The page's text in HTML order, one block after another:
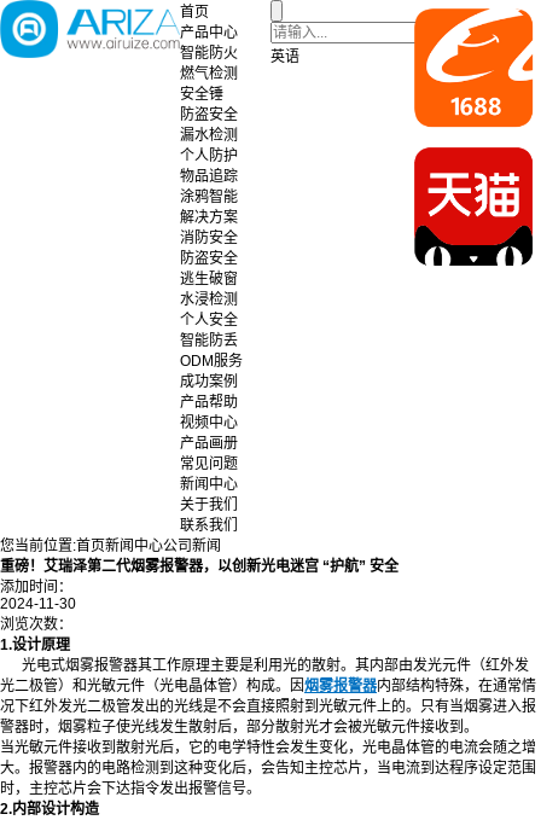
首页
产品中心
智能防火
燃气检测
安全锤
防盗安全
漏水检测
个人防护
物品追踪
涂鸦智能
解决方案
消防安全
防盗安全
逃生破窗
水浸检测
个人安全
智能防丢
ODM服务
成功案例
产品帮助
视频中心
产品画册
常见问题
新闻中心
关于我们
联系我们
英语
您当前位置:首页新闻中心公司新闻
重磅！艾瑞泽第二代烟雾报警器，以创新光电迷宫 “护航” 安全
添加时间：
2024-11-30
浏览次数：
1.设计原理
光电式烟雾报警器其工作原理主要是利用光的散射。其内部由发光元件（红外发
光二极管）和光敏元件（光电晶体管）构成。因烟雾报警器内部结构特殊，在通常情
况下红外发光二极管发出的光线是不会直接照射到光敏元件上的。只有当烟雾进入报
警器时，烟雾粒子使光线发生散射后，部分散射光才会被光敏元件接收到。
当光敏元件接收到散射光后，它的电学特性会发生变化，光电晶体管的电流会随之增
大。报警器内的电路检测到这种变化后，会告知主控芯片，当电流到达程序设定范围
时，主控芯片会下达指令发出报警信号。
2.内部设计构造